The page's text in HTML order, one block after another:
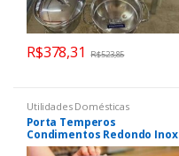
R$378,31 R$523,85
Utilidades Domésticas
Porta Temperos
Condimentos Redondo Inox
20 Potes (inox)